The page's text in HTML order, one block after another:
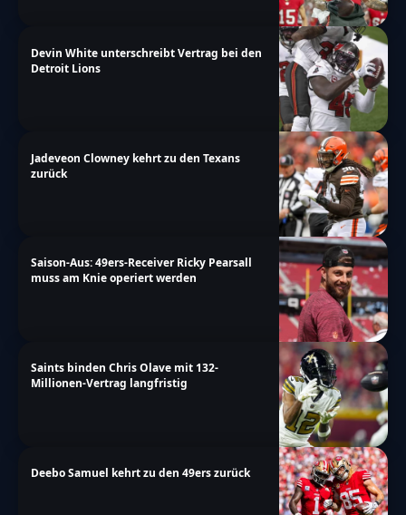
Devin White unterschreibt Vertrag bei den
Detroit Lions
Jadeveon Clowney kehrt zu den Texans
zurück
Saison-Aus: 49ers-Receiver Ricky Pearsall
muss am Knie operiert werden
Saints binden Chris Olave mit 132-
Millionen-Vertrag langfristig
Deebo Samuel kehrt zu den 49ers zurück